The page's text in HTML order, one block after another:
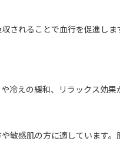
されることで血行を促進し
冷えの緩和、リラックス効果
敏感肌の方に適しています